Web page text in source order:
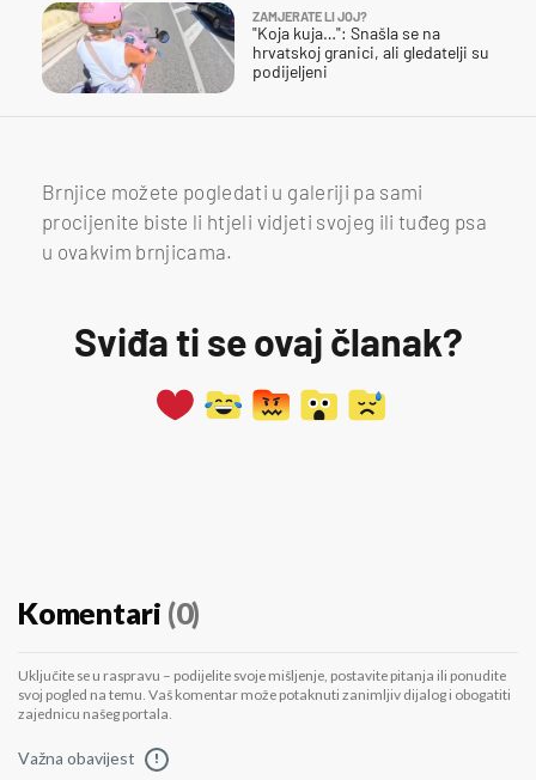
ZAMJERATE LI JOJ?
"Koja kuja…": Snašla se na
hrvatskoj granici, ali gledatelji su
podijeljeni
Brnjice možete pogledati u galeriji pa sami
procijenite biste li htjeli vidjeti svojeg ili tuđeg psa
u ovakvim brnjicama.
Sviđa ti se ovaj članak?
Komentari (0)
Uključite se u raspravu – podijelite svoje mišljenje, postavite pitanja ili ponudite
svoj pogled na temu. Vaš komentar može potaknuti zanimljiv dijalog i obogatiti
zajednicu našeg portala.
Važna obavijest !